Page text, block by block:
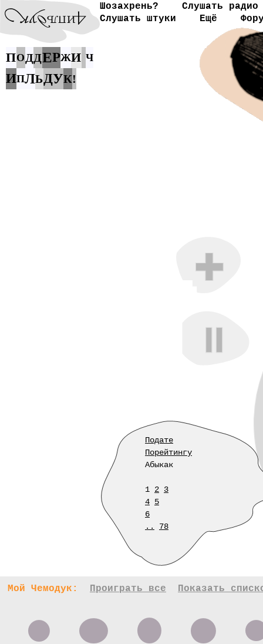
Шозахрень?
Слушать радио
Слушать штуки
Ещё
ПО ДДЕРЖИ Ч
ИПЛЬДУК!
Подате
Порейтингу
Абыкак
1 2 3
4 5
6
..
78
Мой Чемодук: Проиграть все Показать